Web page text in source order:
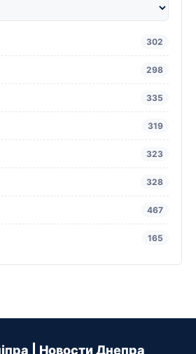
302
298
335
319
323
328
467
165
| Новости Днепра